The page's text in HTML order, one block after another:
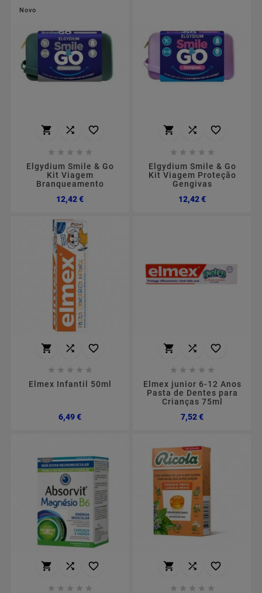
Novo
  
    
Elgydium Smile & Go
Kit Viagem
Branqueamento
12,42 €Preço
  
    
Elgydium Smile & Go
Kit Viagem Proteção
Gengivas
12,42 €Preço
  
    
Elmex Infantil 50ml
6,49 €Preço
  
    
Elmex junior 6-12 Anos
Pasta de Dentes para
Crianças 75ml
7,52 €Preço
  
    
  
    